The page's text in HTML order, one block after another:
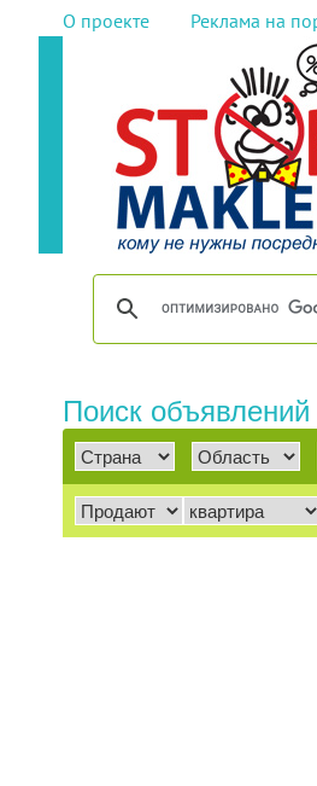
О проекте Реклама на
Поиск объявлений